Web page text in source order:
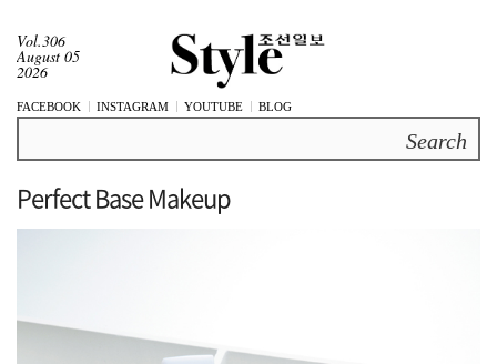
Vol.306
August 05
2026
FACEBOOK INSTAGRAM YOUTUBE BLOG
Perfect Base Makeup